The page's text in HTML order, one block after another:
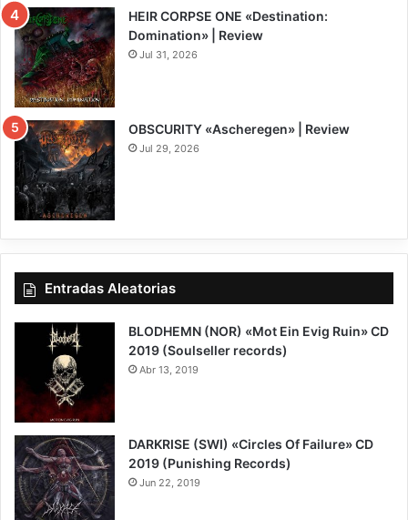
8
HEIR CORPSE ONE «Destination:
Domination» | Review
Jul 31, 2026
7.5
OBSCURITY «Ascheregen» | Review
Jul 29, 2026
Entradas Aleatorias
5.5
BLODHEMN (NOR) «Mot Ein Evig Ruin» CD
2019 (Soulseller records)
Abr 13, 2019
DARKRISE (SWI) «Circles Of Failure» CD
2019 (Punishing Records)
Jun 22, 2019